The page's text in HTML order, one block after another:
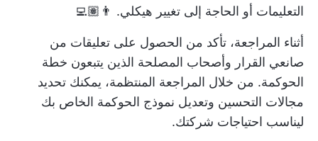
التعليمات أو الحاجة إلى تغيير هيكلي. 👨🏽‍💻
أثناء المراجعة، تأكد من الحصول على تعليقات من
صانعي القرار وأصحاب المصلحة الذين يتبعون خطة
الحوكمة. من خلال المراجعة المنتظمة، يمكنك تحديد
مجالات التحسين وتعديل نموذج الحوكمة الخاص بك
ليناسب احتياجات شركتك.